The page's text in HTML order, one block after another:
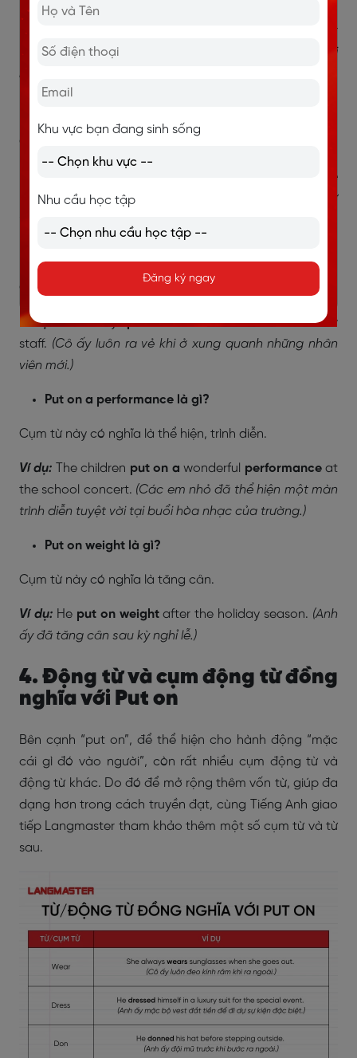
Ví dụ:
for
her fan.(Dù mệt mỏi, cô ấy vẫn cười gượng với người
hâm mộ của mình.)
Cụm từ này có nghĩa là trang điểm.
carefully before the
party. (Cô ấy đã trang điểm cẩn thận trước khi đi dự
Cụm từ này có nghĩa là ra vẻ, làm bộ.
Ví dụ:She alwaysputs on airswhen she's around new
staff. (Cô ấy luôn ra vẻ khi ở xung quanh những nhân
viên mới.)
Put on a performance là gì?
Cụm từ này có nghĩa là thể hiện, trình diễn.
Ví dụ: The children put on awonderful performanceat
the school concert. (Các em nhỏ đã thể hiện một màn
trình diễn tuyệt vời tại buổi hòa nhạc của trường.)
Put on weight là gì?
Cụm từ này có nghĩa là tăng cân.
Ví dụ:He put on weightafter the holiday season. (Anh
ấy đã tăng cân sau kỳ nghỉ lễ.)
4. Động từ và cụm động từ đồng
nghĩa với Put on
Bên cạnh “put on”, để thể hiện cho hành động “mặc
cái gì đó vào người”, còn rất nhiều cụm động từ và
động từ khác. Do đó để mở rộng thêm vốn từ, giúp đa
dạng hơn trong cách truyền đạt, cùng Tiếng Anh giao
tiếp Langmaster tham khảo thêm một số cụm từ và từ
sau.
Khu vực bạn đang sinh sống
Nhu cầu học tập
Đăng ký ngay